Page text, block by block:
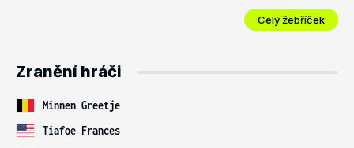
Celý žebříček
Zranění hráči
Minnen Greetje
Tiafoe Frances